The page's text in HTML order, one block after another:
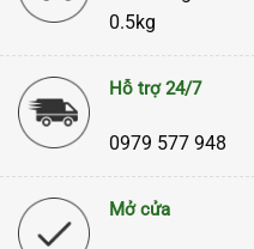
0.5kg
Hỗ trợ 24/7
0979 577 948
Mở cửa